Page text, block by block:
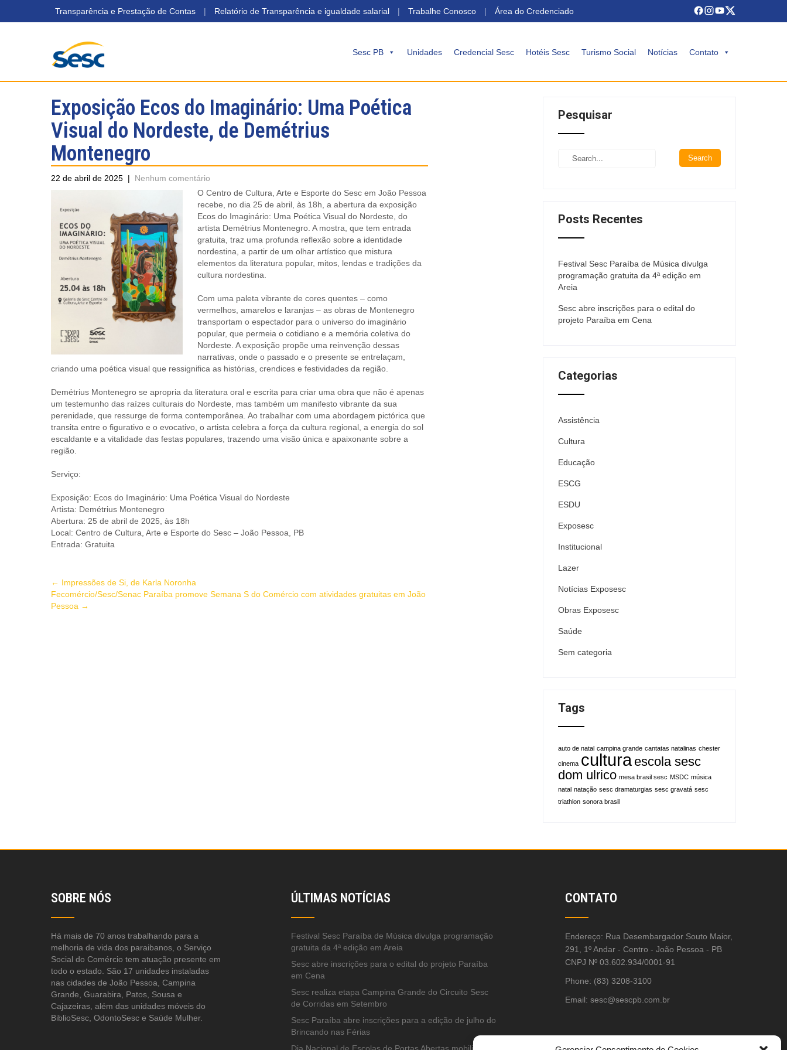
Transparência e Prestação de Contas | Relatório de Transparência e igualdade salarial | Trabalhe Conosco | Área do Credenciado
Sesc PB Unidades Credencial Sesc Hotéis Sesc Turismo Social Notícias Contato
Exposição Ecos do Imaginário: Uma Poética
Visual do Nordeste, de Demétrius
Montenegro
22 de abril de 2025 | Nenhum comentário
O Centro de Cultura, Arte e Esporte do Sesc em João Pessoa
recebe, no dia 25 de abril, às 18h, a abertura da exposição
Ecos do Imaginário: Uma Poética Visual do Nordeste, do
artista Demétrius Montenegro. A mostra, que tem entrada
gratuita, traz uma profunda reflexão sobre a identidade
nordestina, a partir de um olhar artístico que mistura
elementos da literatura popular, mitos, lendas e tradições da
cultura nordestina.
Com uma paleta vibrante de cores quentes – como
vermelhos, amarelos e laranjas – as obras de Montenegro
transportam o espectador para o universo do imaginário
popular, que permeia o cotidiano e a memória coletiva do
Nordeste. A exposição propõe uma reinvenção dessas
narrativas, onde o passado e o presente se entrelaçam,
criando uma poética visual que ressignifica as histórias, crendices e festividades da região.
Demétrius Montenegro se apropria da literatura oral e escrita para criar uma obra que não é apenas
um testemunho das raízes culturais do Nordeste, mas também um manifesto vibrante da sua
perenidade, que ressurge de forma contemporânea. Ao trabalhar com uma abordagem pictórica que
transita entre o figurativo e o evocativo, o artista celebra a força da cultura regional, a energia do sol
escaldante e a vitalidade das festas populares, trazendo uma visão única e apaixonante sobre a
região.
Serviço:
Exposição: Ecos do Imaginário: Uma Poética Visual do Nordeste
Artista: Demétrius Montenegro
Abertura: 25 de abril de 2025, às 18h
Local: Centro de Cultura, Arte e Esporte do Sesc – João Pessoa, PB
Entrada: Gratuita
← Impressões de Si, de Karla Noronha
Fecomércio/Sesc/Senac Paraíba promove Semana S do Comércio com atividades gratuitas em João
Pessoa →
Pesquisar
Posts Recentes
Festival Sesc Paraíba de Música divulga
programação gratuita da 4ª edição em
Areia
Sesc abre inscrições para o edital do
projeto Paraíba em Cena
Categorias
Assistência
Cultura
Educação
ESCG
ESDU
Exposesc
Institucional
Lazer
Notícias Exposesc
Obras Exposesc
Saúde
Sem categoria
Tags
auto de natal campina grande cantatas natalinas chester
cinema cultura escola sesc
dom ulrico mesa brasil sesc MSDC música
natal natação sesc dramaturgias sesc gravatá sesc
triathlon sonora brasil
SOBRE NÓS
Há mais de 70 anos trabalhando para a
melhoria de vida dos paraibanos, o Serviço
Social do Comércio tem atuação presente em
todo o estado. São 17 unidades instaladas
nas cidades de João Pessoa, Campina
Grande, Guarabira, Patos, Sousa e
Cajazeiras, além das unidades móveis do
BiblioSesc, OdontoSesc e Saúde Mulher.
ÚLTIMAS NOTÍCIAS
Festival Sesc Paraíba de Música divulga programação
gratuita da 4ª edição em Areia
Sesc abre inscrições para o edital do projeto Paraíba
em Cena
Sesc realiza etapa Campina Grande do Circuito Sesc
de Corridas em Setembro
Sesc Paraíba abre inscrições para a edição de julho do
Brincando nas Férias
CONTATO
Endereço: Rua Desembargador Souto Maior,
291, 1º Andar - Centro - João Pessoa - PB
CNPJ Nº 03.602.934/0001-91
Phone: (83) 3208-3100
Email: sesc@sescpb.com.br